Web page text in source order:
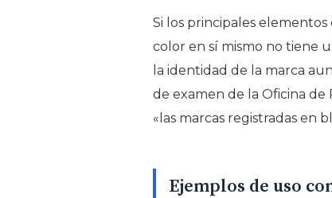
Si los principales elementos
color en sí mismo no tiene
la identidad de la marca
de examen de la Oficina
«las marcas registradas en
Ejemplos de uso